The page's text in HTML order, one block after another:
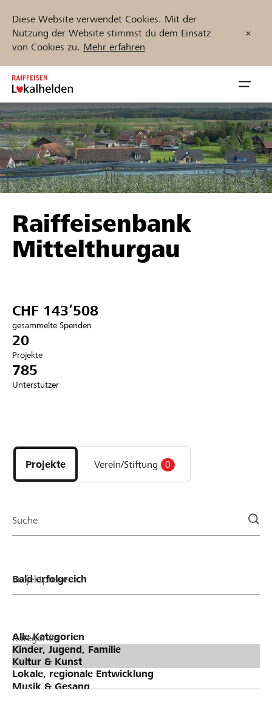
Diese Website verwendet Cookies. Mit der
Nutzung der Website stimmst du dem Einsatz
von Cookies zu. Mehr erfahren
Zum
Inhalt
springen
öffnen
Unterstützen
Hilfe & Support
Anmelden
Projekte und Organisationen finden
Jetzt starten
DE FR IT
Raiffeisenbank
Mittelthurgau
CHF 143’508
gesammelte Spenden
20
Projekte
785
Unterstützer
Projekte
und
Organisationen
Projekte Verein/Stiftung 0
Suche
Projektphase
Kategorien